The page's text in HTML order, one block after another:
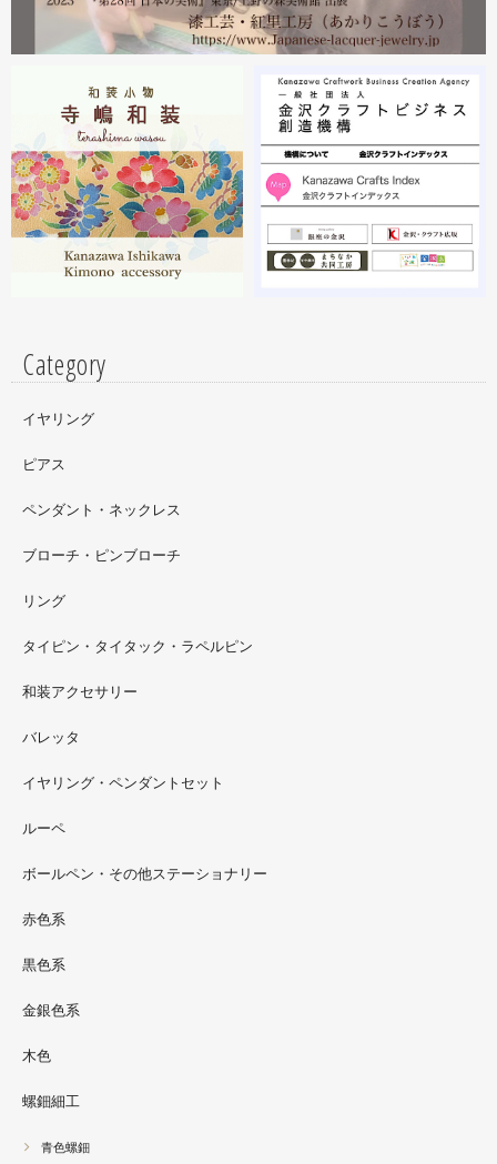
2月19日から23日まで 東京・上野の森美術館で開催中の
『第28回 日本の美術展』に出展しています。
2023.02
昨年初めからT-BASE銀座ギャラリーさんのご依頼で螺鈿
細工のソフビフィギュア装飾のお仕事させていただいてま
す。広面積への螺鈿細工や蒔絵となりますのでかなりの高
額品になりますがご好評のようで嬉しい限りです(^^)写真
はドラマに登場していたキャラクターです。
ただ今 東武百貨店船橋店に出展中です。9月20日まで4階
イベントスペースにいます。お近くの方はぜひお越しくだ
螺鈿ソフビでお世話になっているT-BASE銀座ギャラリー
シリーズ』紅里工房螺鈿装飾も展示されています。アクセ
サリーとはまた違った美しさがあると思うのでぜひご覧く
Category
イヤリング
ピアス
ペンダント・ネックレス
ブローチ・ピンブローチ
リング
タイピン・タイタック・ラペルピン
和装アクセサリー
バレッタ
イヤリング・ペンダントセット
ルーペ
ボールペン・その他ステーショナリー
赤色系
黒色系
金銀色系
木色
螺鈿細工
青色螺鈿